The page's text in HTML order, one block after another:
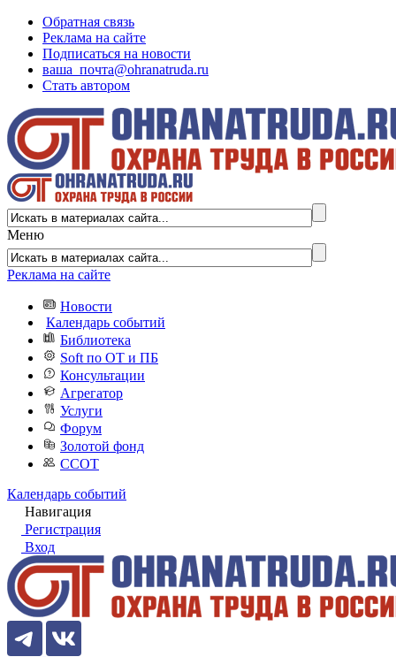
Обратная связь
Реклама на сайте
Подписаться на новости
ваша_почта@ohranatruda.ru
Стать автором
Меню
Реклама на сайте
Новости
Календарь событий
Библиотека
Soft по ОТ и ПБ
Консультации
Агрегатор
Услуги
Форум
Золотой фонд
ССОТ
Календарь событий
Навигация
Регистрация
Вход